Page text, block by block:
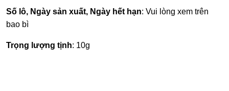
Số lô, Ngày sản xuất, Ngày hết hạn: Vui lòng xem trên
bao bì
Trọng lượng tịnh: 10g